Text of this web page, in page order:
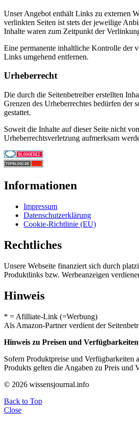
Unser Angebot enthält Links zu externen
verlinkten Seiten ist stets der jeweilige
Inhalte waren zum Zeitpunkt der
Eine permanente inhaltliche Kontrolle der
Links umgehend entfernen.
Urheberrecht
Die durch die Seitenbetreiber erstellten
Grenzen des Urheberrechtes bedürfen
gestattet.
Soweit die Inhalte auf dieser Seite nicht
Urheberrechtsverletzung aufmerksam
Informationen
Impressum
Datenschutzerklärung
Cookie-Richtlinie (EU)
Rechtliches
Unsere Webseite finanziert sich durch
Produktlinks bzw. Werbeanzeigen
Hinweis
* = Afilliate-Link (=Werbung)
Als Amazon-Partner verdient der
Hinweis zu Preisen und Verfügbarkeiten
Sofern Produktpreise und Verfügbarkeiten
Produkts gelten die Angaben zu Preis und
© 2026 wissensjournal.info
Back to Top
Close